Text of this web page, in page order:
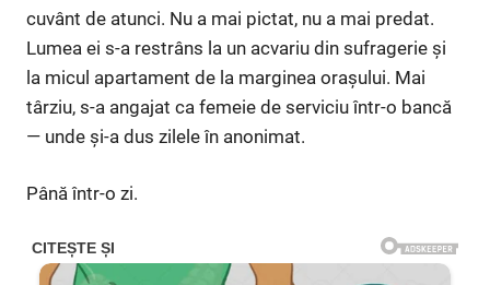
cuvânt de atunci. Nu a mai pictat, nu a mai predat.
Lumea ei s-a restrâns la un acvariu din sufragerie și
la micul apartament de la marginea orașului. Mai
târziu, s-a angajat ca femeie de serviciu într-o bancă
— unde și-a dus zilele în anonimat.
Până într-o zi.